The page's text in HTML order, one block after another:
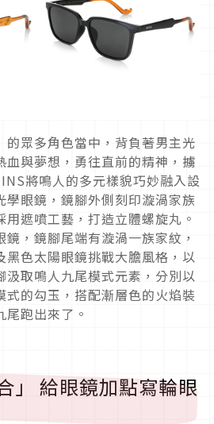
眾多角色當中， 背負著男主光
與夢想，勇往直前的精神， 擄
將鳴人的多元樣貌巧妙融入設
學眼鏡，鏡腳外側刻印漩渦家族
用遮噴工藝，打造立體螺旋丸。
，鏡腳尾端有漩渦一族家紋，
色太陽眼鏡挑戰大膽風格， 以
取鳴人九尾模式元素， 分別以
式的勾玉，搭配漸層色的火焰裝
跑出來了。
」 給眼鏡加點寫輪眼